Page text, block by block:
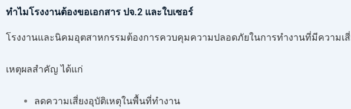
ทำไมโรงงานต้องขอเอกสาร ปจ.2 และใบเซอร์
โรงงานและนิคมอุตสาหกรรมต้องการควบคุมความปลอดภัยในการทำงานที่มีความเสี่
เหตุผลสำคัญ ได้แก่
ลดความเสี่ยงอุบัติเหตุในพื้นที่ทำงาน